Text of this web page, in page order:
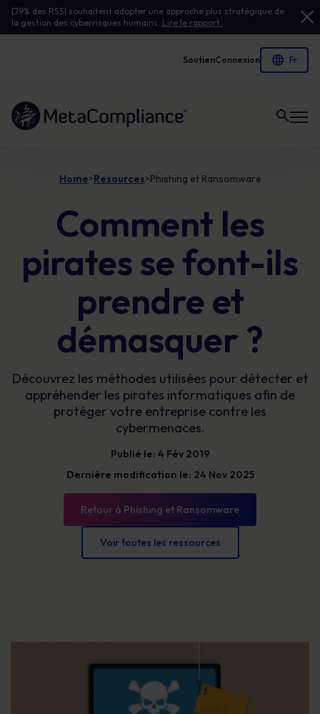
[79% des RSSI souhaitent adopter une approche plus stratégique de
la gestion des cyberrisques humains. Lire le rapport.
SoutienConnexion
Lien vers la page d'accueil
Home>Resources>Phishing et Ransomware
Comment les
pirates se font-ils
prendre et
démasquer ?
Découvrez les méthodes utilisées pour détecter et
appréhender les pirates informatiques afin de
protéger votre entreprise contre les
cybermenaces.
Publié le: 4 Fév 2019
Dernière modification le: 24 Nov 2025
Retour à Phishing et Ransomware
Voir toutes les ressources